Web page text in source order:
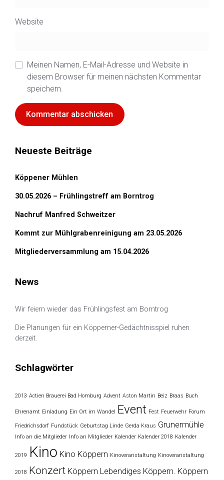
Website
Meinen Namen, E-Mail-Adresse und Website in
diesem Browser für meinen nächsten Kommentar
speichern.
Neueste Beiträge
Köppener Mühlen
30.05.2026 – Frühlingstreff am Borntrog
Nachruf Manfred Schweitzer
Kommt zur Mühlgrabenreinigung am 23.05.2026
Mitgliederversammlung am 15.04.2026
News
Wir feiern wieder das Frühlingsfest am Borntrog
Die Planungen für ein Köpperner-Gedächtnisspiel ruhen
derzeit.
Schlagwörter
2013 Actien Brauerei Bad Homburg Advent Aston Martin Beiz Braas Buch
Ehrenamt Einladung Ein Ort im Wandel Event Fest Feuerwehr Forum
Friedrichsdorf Fundstück Geburtstag Linde Gerda Kraus Grunermühle
Info an die Mitglieder Info an Mitglieder Kalender Kalender 2018 Kalender
2019 Kino Kino Köppern Kinoveranstaltung Kinoveranstaltung
2018 Konzert Köppern Lebendiges Köppern. Köppern